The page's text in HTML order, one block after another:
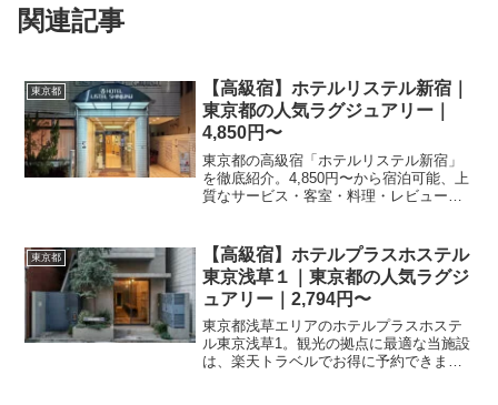
関連記事
東京都
【高級宿】ホテルリステル新宿｜
東京都の人気ラグジュアリー｜
4,850円〜
東京都の高級宿「ホテルリステル新宿」
を徹底紹介。4,850円〜から宿泊可能、上
質なサービス・客室・料理・レビュー
東京都
【高級宿】ホテルプラスホステル
東京浅草１｜東京都の人気ラグジ
ュアリー｜2,794円〜
東京都浅草エリアのホテルプラスホステ
ル東京浅草1。観光の拠点に最適な当施設
は、楽天トラベルでお得に予約できま